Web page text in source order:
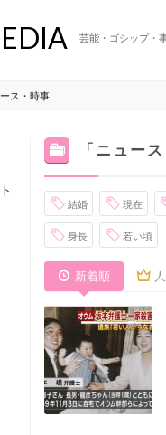
芸能・ゴシップ・
ス・時事
「ニュー
結婚 現在
身長 若い頃
新着順